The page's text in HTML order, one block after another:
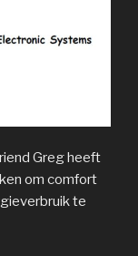
Greg heeft
om comfort
te